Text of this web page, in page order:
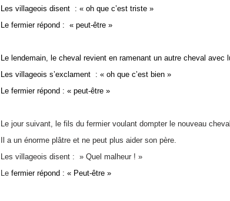
Les villageois disent : « oh que c’est triste »
Le fermier répond : « peut-être »
Le lendemain, le cheval revient en ramenant un autre cheval avec
Les villageois s’exclament : « oh que c’est bien »
Le fermier répond : « peut-être »
Le jour suivant, le fils du fermier voulant dompter le nouveau
Il a un énorme plâtre et ne peut plus aider son père.
Les villageois disent : » Quel malheur ! »
Le fermier répond : « Peut-être »